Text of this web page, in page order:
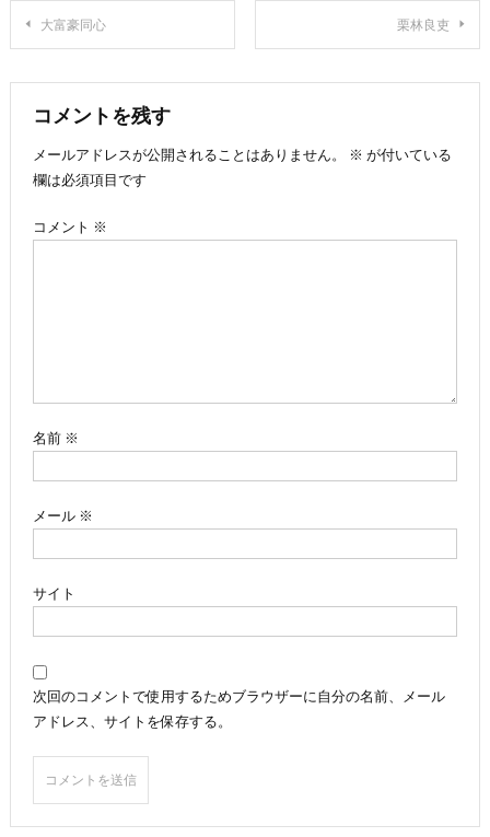
投
稿
ナ
ビ
ゲ
大富豪同心 栗林良吏
コメントを残す
メールアドレスが公開されることはありません。
※ が付いている
欄は必須項目です
コメント ※
名前 ※
メール ※
サイト
次回のコメントで使用するためブラウザーに自分の名前、メール
アドレス、サイトを保存する。